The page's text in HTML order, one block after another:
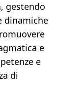
gestendo
dinamiche
e
e
di